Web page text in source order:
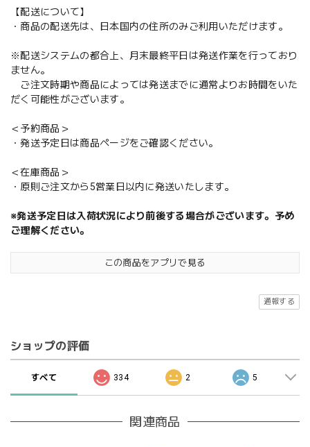
【配送について】
・商品の配送先は、日本国内の住所のみご利用いただけます。
※配送システムの都合上、月末最終平日は発送作業を行っており
ません。
ご注文時期や商品によっては発送までに通常よりお時間をいた
だく可能性がございます。
＜予約商品＞
・発送予定日は商品ページをご確認ください。
＜在庫商品＞
・原則ご注文から5営業日以内に発送いたします。
※発送予定日は入荷状況により前後する場合がございます。予め
ご理解ください。
この商品をアプリで見る
通報する
ショップの評価
すべて 334 2 5
関連商品